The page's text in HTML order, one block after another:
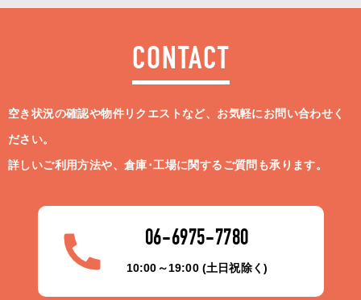
CONTACT
空き状況の確認や物件リクエストなど、お気軽にお問い合わせく
ださい。
詳しいご利用方法や、倉庫･工場に関するご質問も承ります。
06-6975-7780
10:00～19:00 (土日祝除く)